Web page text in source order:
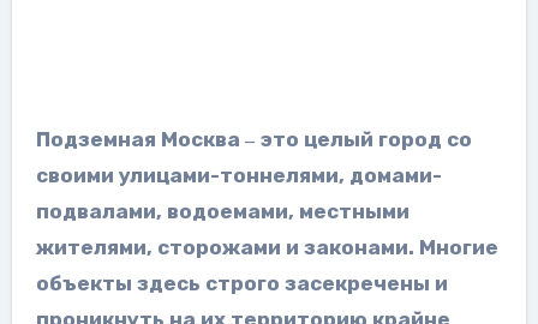
Подземная Москва –это целый город со
своими улицами-тоннелями, домами-
подвалами, водоемами, местными
жителями, сторожами и законами. Многие
объекты здесь строго засекречены и
проникнуть на их территорию крайне